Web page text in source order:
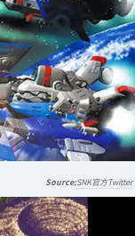
SNK官方Twitter